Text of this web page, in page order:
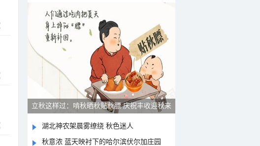
立秋这样过：啃秋晒秋贴秋膘 庆祝丰收迎秋来
湖北神农架晨雾缭绕 秋色迷人
秋意浓 蓝天映衬下的哈尔滨伏尔加庄园